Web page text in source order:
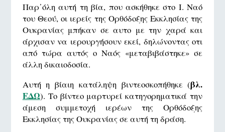
Παρ᾿όλη αυτή τη βία, που ασκήθηκε στο Ι. Ναό
του Θεού, οι ιερείς της Ορθόδοξης Εκκλησίας της
Ουκρανίας μπήκαν σε αυτο με την χαρά και
άρχισαν να ιερουργήσουν εκεί, δηλώνοντας οτι
από τώρα αυτός ο Ναός «μεταβιβάστηκε» σε
άλλη δικαιοδοσία.
Αυτή η βίαιη κατάληψη βιντεοσκοπήθηκε (βλ.
ΕΔΩ). Το βίντεο μαρτυρεί κατηγορηματικά την
άμεση συμμετοχή ιερέων της Ορθόδοξης
Εκκλησίας της Ουκρανίας σε αυτή τη δράση.